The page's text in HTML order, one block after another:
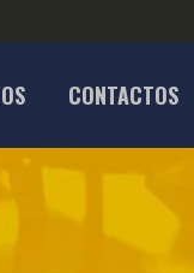
CONTACTOS